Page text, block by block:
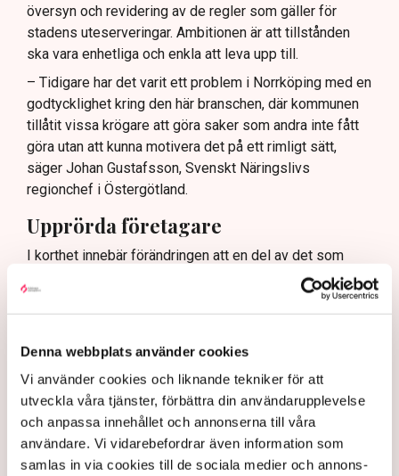
Denna webbplats använder cookies
Vi använder cookies och liknande tekniker för att
utveckla våra tjänster, förbättra din användarupplevelse
och anpassa innehållet och annonserna till våra
användare. Vi vidarebefordrar även information som
samlas in via cookies till de sociala medier och annons-
Lindas Kula ställer in uteserveringen för
sommaren.
översyn och revidering av de regler som gäller för
stadens uteserveringar. Ambitionen är att tillstånden
ska vara enhetliga och enkla att leva upp till.
– Tidigare har det varit ett problem i Norrköping med en
godtycklighet kring den här branschen, där kommunen
tillåtit vissa krögare att göra saker som andra inte fått
göra utan att kunna motivera det på ett rimligt sätt,
säger Johan Gustafsson, Svenskt Näringslivs
regionchef i Östergötland.
Upprörda företagare
I korthet innebär förändringen att en del av det som
kallas allmän platsmark ändras till att bli så kallad
kvartersmark. Allmän platsmark är till för allmänheten
och kan bara upplåtas för annan verksamhet, till
inte ha alltför omfattande konstruktioner som väggar
och inglasning.
– Det har funnits konstruktioner runt uteserveringarna
som inte varit öppna och sådana är inte tillåtna på